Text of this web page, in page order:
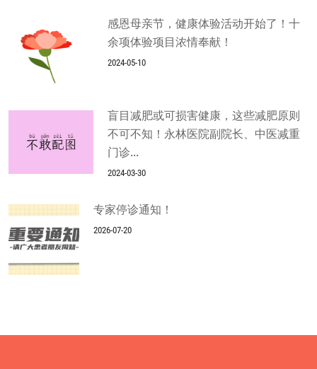
感恩母亲节，健康体验活动开始了！十
余项体验项目浓情奉献！
2024-05-10
盲目减肥或可损害健康，这些减肥原则
不可不知！永林医院副院长、中医减重
门诊...
2024-03-30
专家停诊通知！
2026-07-20